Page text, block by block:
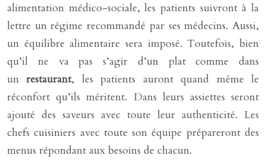
alimentation médico-sociale, les patients suivront à la
lettre un régime recommandé par ses médecins. Aussi,
un équilibre alimentaire sera imposé. Toutefois, bien
qu’il ne va pas s’agir d’un plat comme dans
unrestaurant, les patients auront quand même le
réconfort qu’ils méritent. Dans leurs assiettes seront
ajouté des saveurs avec toute leur authenticité. Les
chefs cuisiniers avec toute son équipe prépareront des
menus répondant aux besoins de chacun.